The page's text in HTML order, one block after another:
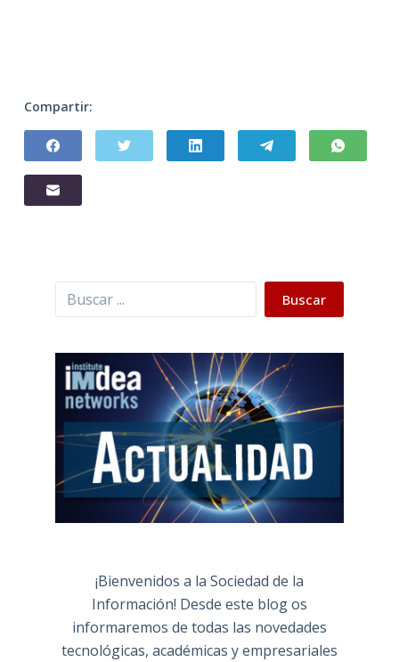
Compartir:
Buscar Buscar
¡Bienvenidos a la Sociedad de la
Información! Desde este blog os
informaremos de todas las novedades
tecnológicas, académicas y empresariales